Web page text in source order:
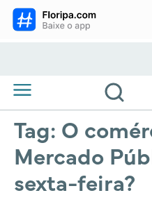
Tag: O
Mercado
sexta-feira?